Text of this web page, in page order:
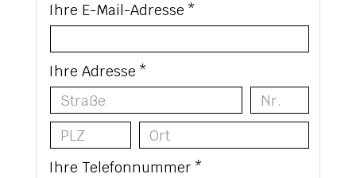
Ihre E-Mail-Adresse *
Ihre Adresse *
Ihre Telefonnummer *